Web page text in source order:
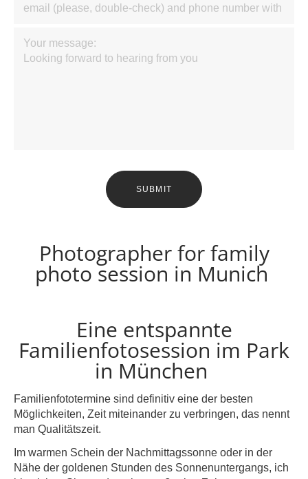
SUBMIT
Photographer for family
photo session in Munich
Eine entspannte
Familienfotosession im Park
in München
Familienfototermine sind definitiv eine der besten
Möglichkeiten, Zeit miteinander zu verbringen, das nennt
man Qualitätszeit.
Im warmen Schein der Nachmittagssonne oder in der
Nähe der goldenen Stunden des Sonnenuntergangs, ich